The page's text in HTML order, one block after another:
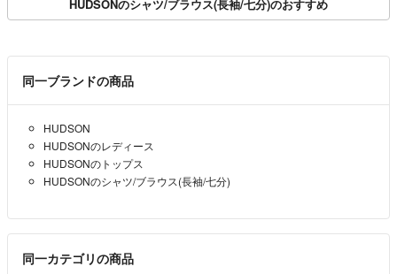
HUDSONのシャツ/ブラウス(長袖/七分)のおすすめ
同一ブランドの商品
HUDSON
HUDSONのレディース
HUDSONのトップス
HUDSONのシャツ/ブラウス(長袖/七分)
同一カテゴリの商品